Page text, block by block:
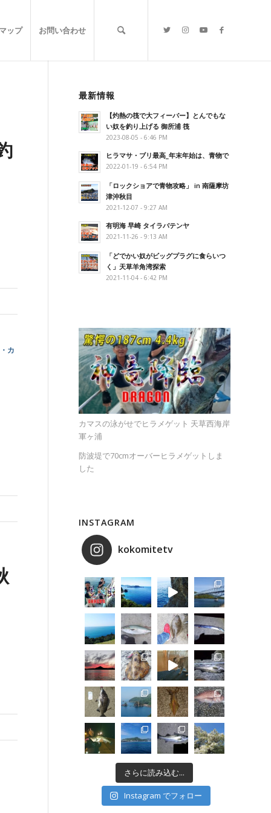
ップ お問い合わせ
カ
最新情報
【灼熱の筏で大フィーバー】とんでもな
い奴を釣り上げる 御所浦 筏
2023-08-05 - 6:46 PM
ヒラマサ・ブリ最高_年末年始は、青物で
2022-01-19 - 6:54 PM
「ロックショアで青物攻略」 in 南薩摩坊
津沖秋目
2021-12-07 - 9:27 AM
有明海 早崎 タイラバテンヤ
2021-11-26 - 9:13 AM
「どでかい奴がビッグプラグに食らいつ
く」天草羊角湾探索
2021-11-04 - 6:42 PM
カマスの泳がせでヒラメゲット 天草西海岸
軍ヶ浦
防波堤で70cmオーバーヒラメゲットしま
した
INSTAGRAM
kokomitetv
さらに読み込む...
Instagram でフォロー